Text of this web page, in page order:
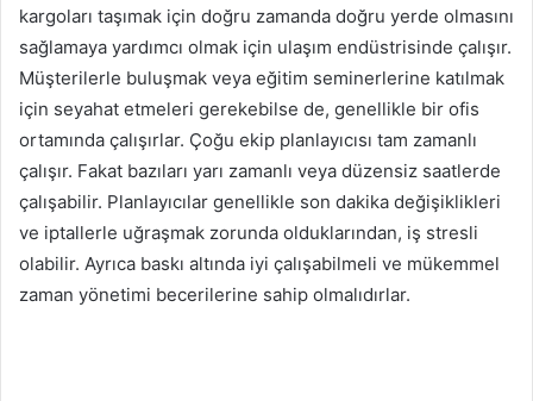
kargoları taşımak için doğru zamanda doğru yerde olmasını
sağlamaya yardımcı olmak için ulaşım endüstrisinde çalışır.
Müşterilerle buluşmak veya eğitim seminerlerine katılmak
için seyahat etmeleri gerekebilse de, genellikle bir ofis
ortamında çalışırlar. Çoğu ekip planlayıcısı tam zamanlı
çalışır. Fakat bazıları yarı zamanlı veya düzensiz saatlerde
çalışabilir. Planlayıcılar genellikle son dakika değişiklikleri
ve iptallerle uğraşmak zorunda olduklarından, iş stresli
olabilir. Ayrıca baskı altında iyi çalışabilmeli ve mükemmel
zaman yönetimi becerilerine sahip olmalıdırlar.